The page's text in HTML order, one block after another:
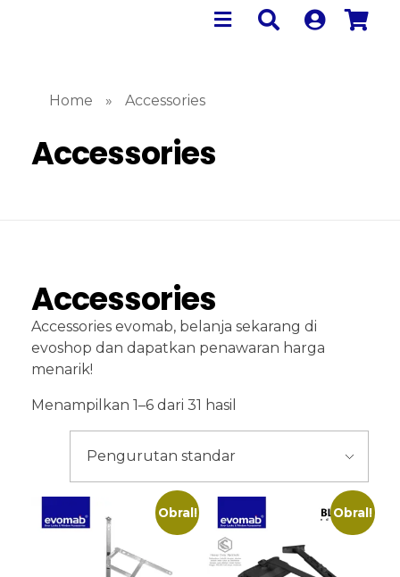
Home » Accessories
Accessories
Accessories
Accessories evomab, belanja sekarang di
evoshop dan dapatkan penawaran harga
menarik!
Menampilkan 1–6 dari 31 hasil
Obral! Obral!